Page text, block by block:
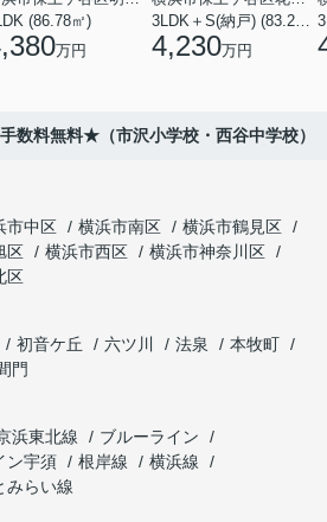
(86.78㎡)
万円 4,230万円
数料無料★（市沢小学校・西谷中学校）
市中区 横浜市南区
横浜市鶴見区
区 横浜市西区
横浜市神奈川区
区
初音ケ丘 六ツ川 法泉
本牧町
門
浜東北線
ブルーライン
ン宇須 根岸線
横浜線
みらい線